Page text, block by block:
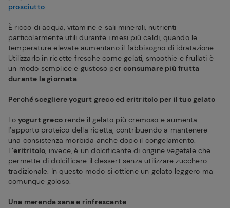
prosciutto.
È ricco di acqua, vitamine e sali minerali, nutrienti
particolarmente utili durante i mesi più caldi, quando le
temperature elevate aumentano il fabbisogno di idratazione.
Utilizzarlo in ricette fresche come gelati, smoothie e frullati è
un modo semplice e gustoso perconsumare più frutta
durante la giornata.
Perché scegliere yogurt greco ed eritritolo per il tuo gelato
Lo yogurt greco rende il gelato più cremoso e aumenta
l’apporto proteico della ricetta, contribuendo a mantenere
una consistenza morbida anche dopo il congelamento.
L’eritritolo, invece, è un dolcificante di origine vegetale che
permette di dolcificare il dessert senza utilizzare zucchero
tradizionale. In questo modo si ottiene un gelato leggero ma
comunque goloso.
Una merenda sana e rinfrescante